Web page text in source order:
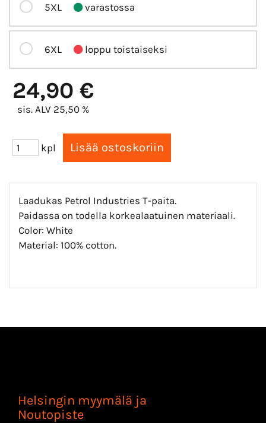
5XL varastossa
6XL loppu toistaiseksi
24,90 €
sis. ALV 25,50 %
kpl
Laadukas Petrol Industries T-paita.
Paidassa on todella korkealaatuinen materiaali.
Color: White
Material: 100% cotton.
Helsingin myymälä ja
Noutopiste